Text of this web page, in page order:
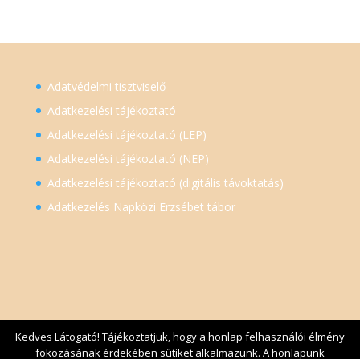
Adatvédelmi tisztviselő
Adatkezelési tájékoztató
Adatkezelési tájékoztató (LEP)
Adatkezelési tájékoztató (NEP)
Adatkezelési tájékoztató (digitális távoktatás)
Adatkezelés Napközi Erzsébet tábor
Kedves Látogató! Tájékoztatjuk, hogy a honlap felhasználói élmény
fokozásának érdekében sütiket alkalmazunk. A honlapunk